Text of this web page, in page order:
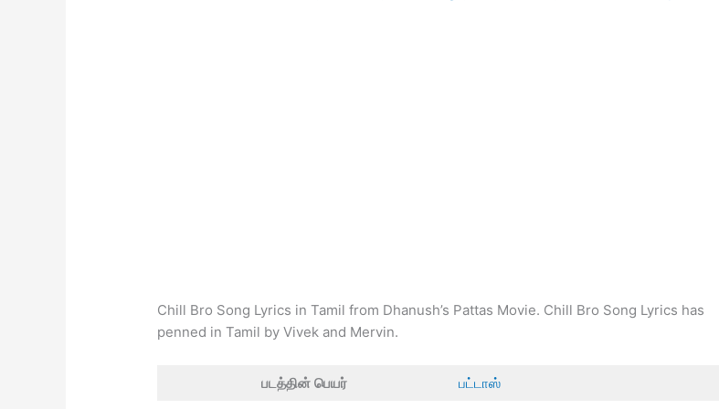
Chill Bro Song Lyrics in Tamil from Dhanush’s Pattas Movie. Chill Bro Song Lyrics has
penned in Tamil by Vivek and Mervin.
படத்தின் பெயர் பட்டாஸ்